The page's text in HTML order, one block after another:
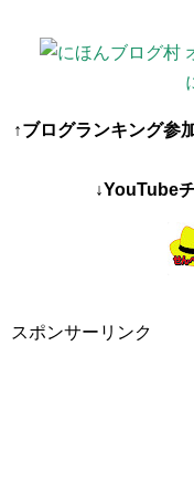
↑ブログランキング参
↓YouTube
スポンサーリンク